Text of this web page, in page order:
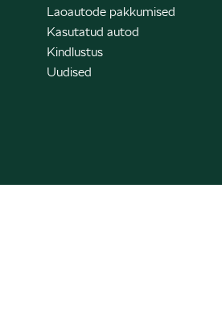
Laoautode pakkumised
Kasutatud autod
Kindlustus
Uudised